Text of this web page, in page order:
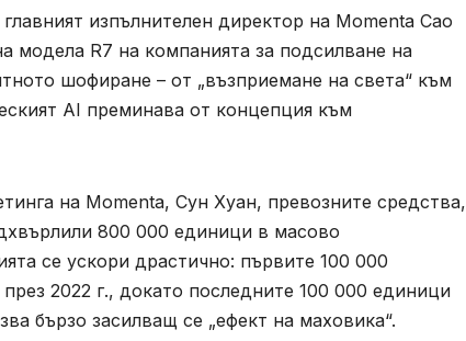
изпълнителен директор на Momenta Cao
модела R7 на компанията за подсилване на
шофиране – от „възприемане на света“ към
AI преминава от концепция към
на Momenta, Сун Хуан, превозните средства,
800 000 единици в масово
се ускори драстично: първите 100 000
2022 г., докато последните 100 000 единици
бързо засилващ се „ефект на маховика“.